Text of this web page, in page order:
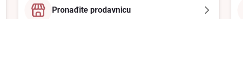
Pronađite prodavnicu